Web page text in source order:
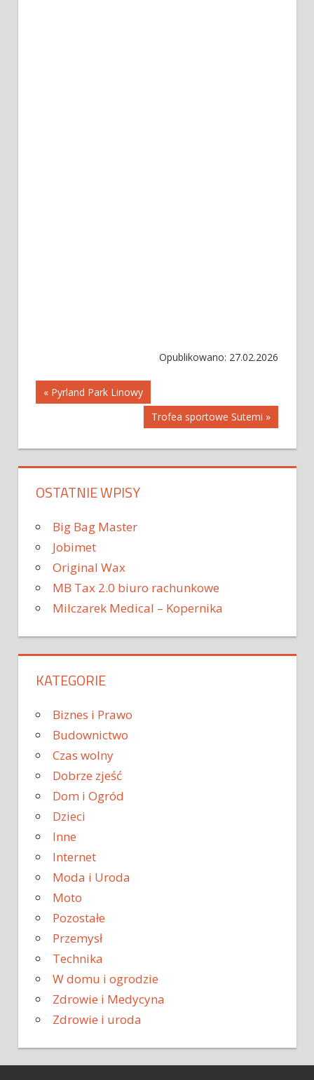
Opublikowano: 27.02.2026
Nawigacja
« Pyrland Park Linowy
Trofea sportowe Sutemi »
OSTATNIE WPISY
Big Bag Master
Jobimet
Original Wax
MB Tax 2.0 biuro rachunkowe
Milczarek Medical – Kopernika
KATEGORIE
Biznes i Prawo
Budownictwo
Czas wolny
Dobrze zjeść
Dom i Ogród
Dzieci
Inne
Internet
Moda i Uroda
Moto
Pozostałe
Przemysł
Technika
W domu i ogrodzie
Zdrowie i Medycyna
Zdrowie i uroda